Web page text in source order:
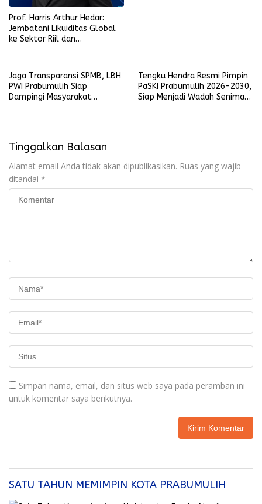
Prof. Harris Arthur Hedar:
Jembatani Likuiditas Global
ke Sektor Riil dan
PFII
Jaga Transparansi SPMB, LBH
PWI Prabumulih Siap
Dampingi Masyarakat
Tengku Hendra Resmi Pimpin
PaSKI Prabumulih 2026-2030,
Siap Menjadi Wadah Seniman
Tinggalkan Balasan
Alamat email Anda tidak akan dipublikasikan. Ruas yang wajib
ditandai *
Simpan nama, email, dan situs web saya pada peramban ini
untuk komentar saya berikutnya.
SATU TAHUN MEMIMPIN KOTA PRABUMULIH